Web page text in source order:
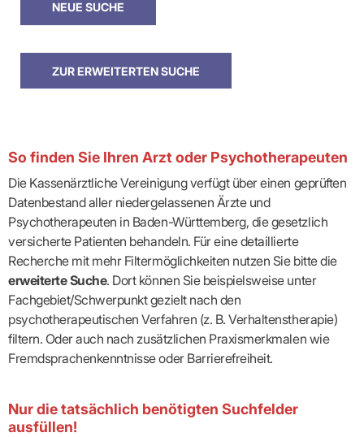
So finden Sie Ihren Arzt oder Psychotherapeuten
Die Kassenärztliche Vereinigung verfügt über einen geprüften
Datenbestand aller niedergelassenen Ärzte und
Psychotherapeuten in Baden-Württemberg, die gesetzlich
versicherte Patienten behandeln. Für eine detaillierte
Recherche mit mehr Filtermöglichkeiten nutzen Sie bitte die
erweiterte Suche. Dort können Sie beispielsweise unter
Fachgebiet/Schwerpunkt gezielt nach den
psychotherapeutischen Verfahren (z. B. Verhaltenstherapie)
filtern. Oder auch nach zusätzlichen Praxismerkmalen wie
Fremdsprachenkenntnisse oder Barrierefreiheit.
Nur die tatsächlich benötigten Suchfelder
ausfüllen!